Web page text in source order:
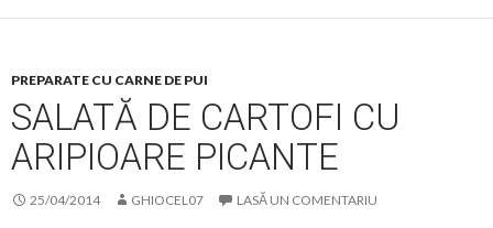
PREPARATE CU CARNE DE PUI
SALATĂ DE CARTOFI CU
ARIPIOARE PICANTE
25/04/2014 GHIOCEL07 LASĂ UN COMENTARIU